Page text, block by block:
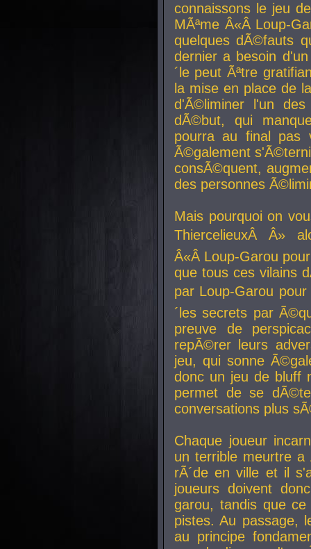
connaissons le jeu
MÃªme Â«Â Loup-
quelques dÃ©fauts
dernier a besoin
´le peut Ãªtre
la mise en place de
d'Ã©liminer l'un
dÃ©but, qui
pourra au final pas
Ã©galement
consÃ©quent,
des personnes
Mais pourquoi on
ThiercelieuxÂ Â»
Â«Â Loup-Garou
que tous ces vilains
par Loup-Garou
´les secrets par
preuve de
repÃ©rer leurs
jeu, qui sonne
donc un jeu de bluff
permet de se
conversations plus
Chaque joueur
un terrible meurtre
rÃ´de en ville et il
joueurs doivent
garou, tandis que
pistes. Au passage,
au principe